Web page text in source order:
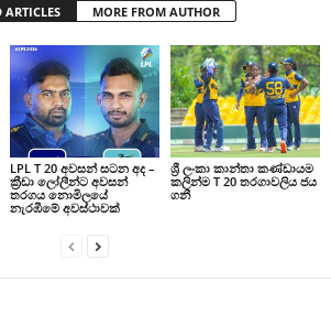
ARTICLES MORE FROM AUTHOR
LPL T 20 අවසන් සටන අද –
ක්‍රීඩා ලෝලීන්ට අවසන්
තරගය නොමිලයේ
නැරඹීමේ අවස්ථාවක්
ශ්‍රී ලංකා කාන්තා කණ්ඩායම
කලින්ම T 20 තරගාවලිය ජය
ගනී